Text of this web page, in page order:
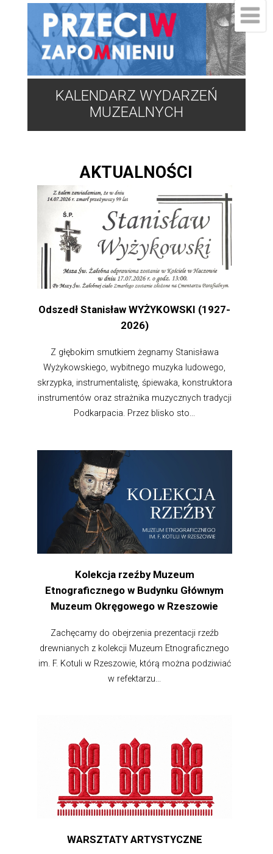
KALENDARZ WYDARZEŃ
MUZEALNYCH
AKTUALNOŚCI
Odszedł Stanisław WYŻYKOWSKI (1927-
2026)
Z głębokim smutkiem żegnamy Stanisława
Wyżykowskiego, wybitnego muzyka ludowego,
skrzypka, instrumentalistę, śpiewaka, konstruktora
instrumentów oraz strażnika muzycznych tradycji
Podkarpacia. Przez blisko sto...
Kolekcja rzeźby Muzeum
Etnograficznego w Budynku Głównym
Muzeum Okręgowego w Rzeszowie
Zachęcamy do obejrzenia prezentacji rzeźb
drewnianych z kolekcji Muzeum Etnograficznego
im. F. Kotuli w Rzeszowie, którą można podziwiać
w refektarzu...
WARSZTATY ARTYSTYCZNE